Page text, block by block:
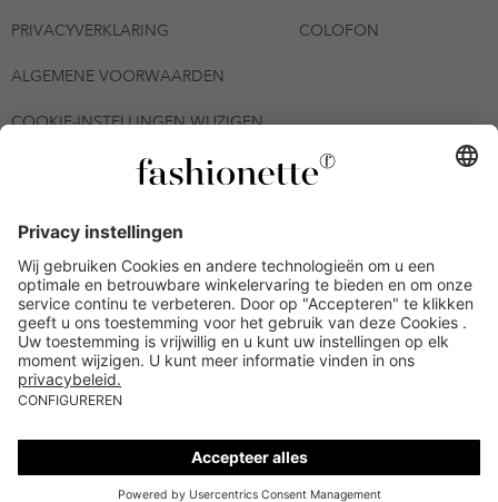
PRIVACYVERKLARING COLOFON
ALGEMENE VOORWAARDEN
COOKIE-INSTELLINGEN WIJZIGEN
© 2026 - fashionette Plattform GmbH
*De kortingsbon is tot en met 12-08-2026 meerdere keren
inwisselbaar op alle artikelen op de pagina
fashionette.nl/selected-styles. De voorwaarden zoals vastgelegd in
artikel 9 van de algemene voorwaarden zijn van toepassing.
Bepaalde merken en artikelen kunnen uitgesloten zijn.
Kredietwaardigheid nodig. Alle prijzen inclusief btw en zonder
verzendkosten. De personen die genoemd of gepresenteerd zijn,
hebben geen van de aangeboden producten op de site